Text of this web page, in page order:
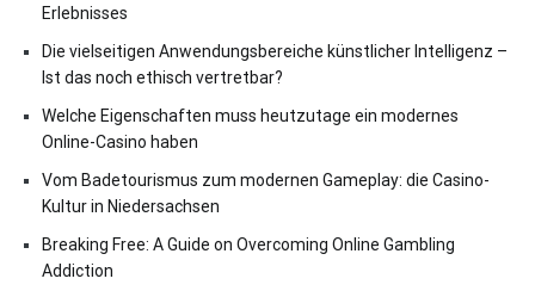
Erlebnisses
Die vielseitigen Anwendungsbereiche künstlicher Intelligenz –
Ist das noch ethisch vertretbar?
Welche Eigenschaften muss heutzutage ein modernes
Online-Casino haben
Vom Badetourismus zum modernen Gameplay: die Casino-
Kultur in Niedersachsen
Breaking Free: A Guide on Overcoming Online Gambling
Addiction